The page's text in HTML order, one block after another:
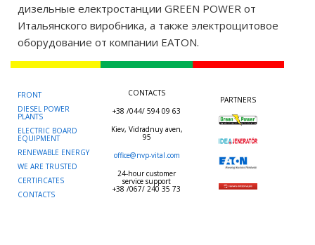
дизельные електростанции GREEN POWER от
Итальянского виробника, а также электрощитовое
оборудование от компании EATON.
FRONT
DIESEL POWER
PLANTS
ELECTRIC BOARD
EQUIPMENT
RENEWABLE ENERGY
WE ARE TRUSTED
CERTIFICATES
CONTACTS
CONTACTS
+38 /044/ 594 09 63
Kiev, Vidradnuy aven,
95
office@nvp-vital.com
24-hour customer
service support
+38 /067/ 240 35 73
PARTNERS